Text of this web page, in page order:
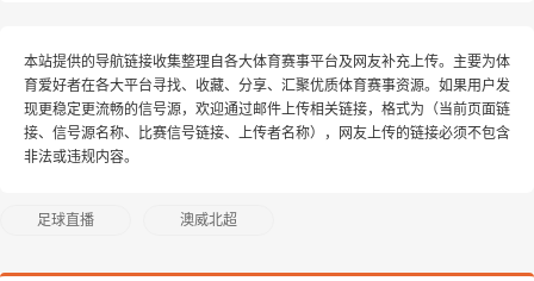
本站提供的导航链接收集整理自各大体育赛事平台及网友补充上传。主要为体
育爱好者在各大平台寻找、收藏、分享、汇聚优质体育赛事资源。如果用户发
现更稳定更流畅的信号源，欢迎通过邮件上传相关链接，格式为（当前页面链
接、信号源名称、比赛信号链接、上传者名称），网友上传的链接必须不包含
非法或违规内容。
足球直播 澳威北超